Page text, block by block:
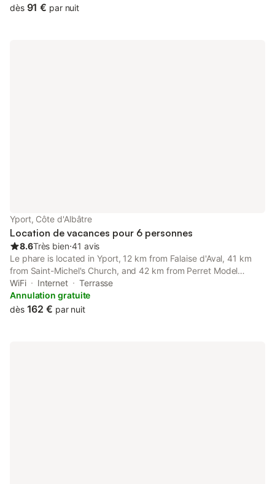
apartment for the convenience of those who stay.
dès 91 € par nuit
Yport, Côte d'Albâtre
Location de vacances pour 6 personnes
8.6Très bien⋅41 avis
Le phare is located in Yport, 12 km from Falaise d'Aval, 41 km
from Saint-Michel's Church, and 42 km from Perret Model
Appartment. This beachfront property offers access to a
terrace and free WiFi.
WiFi Internet
Terrasse
Annulation gratuite
dès 162 € par nuit